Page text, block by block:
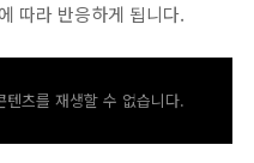
따라 반응하게 됩니다.
츠를 재생할 수 없습니다.